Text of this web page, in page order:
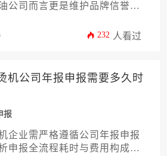
公司而言更是维护品牌信誉的
主高效完成年度申报，规避潜
232 人看过
机公司年报申报需要多久时
报
企业需严格遵循公司年报申报
申报全流程耗时与费用构成，